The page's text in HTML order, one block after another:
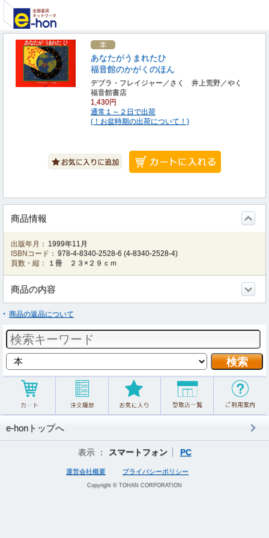
あなたがうまれたひ
福音館のかがくのほん
デブラ・フレイジャー／さく 井上荒野／やく
福音館書店
1,430円
通常１～２日で出荷
(！お盆時期の出荷について！)
商品情報
出版年月： 1999年11月
ISBNコード： 978-4-8340-2528-6 (4-8340-2528-4)
頁数・縦：
１冊 ２３×２９ｃｍ
商品の内容
商品の返品について
e-honトップへ
表示 ： スマートフォン PC
運営会社概要 プライバシーポリシー
Copyright © TOHAN CORPORATION